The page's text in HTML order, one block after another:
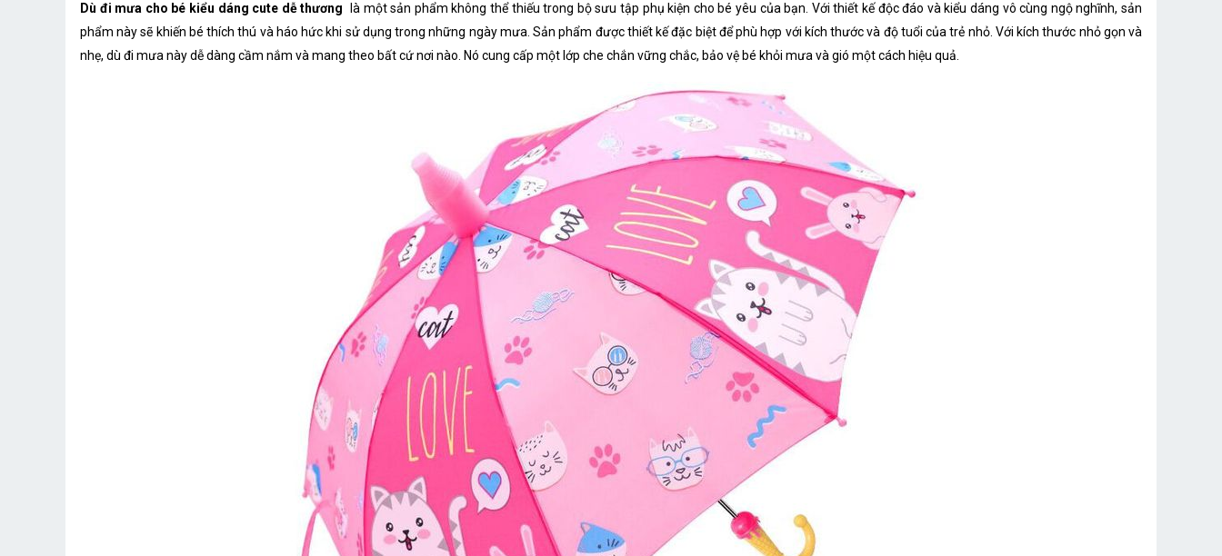
Dù đi mưa cho bé kiểu dáng cute dễ thương
là một sản phẩm không thể thiếu trong bộ sưu tập phụ kiện cho bé yêu của bạn. Với thiết kế độc đáo và kiểu dáng vô cùng ngộ nghĩnh, sản
phẩm này sẽ khiến bé thích thú và háo hức khi sử dụng trong những ngày mưa. Sản phẩm được thiết kế đặc biệt để phù hợp với kích thước và độ tuổi của trẻ nhỏ. Với kích thước nhỏ gọn và
nhẹ, dù đi mưa này dễ dàng cầm nắm và mang theo bất cứ nơi nào. Nó cung cấp một lớp che chắn vững chắc, bảo vệ bé khỏi mưa và gió một cách hiệu quả.